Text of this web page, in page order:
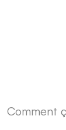
Comment